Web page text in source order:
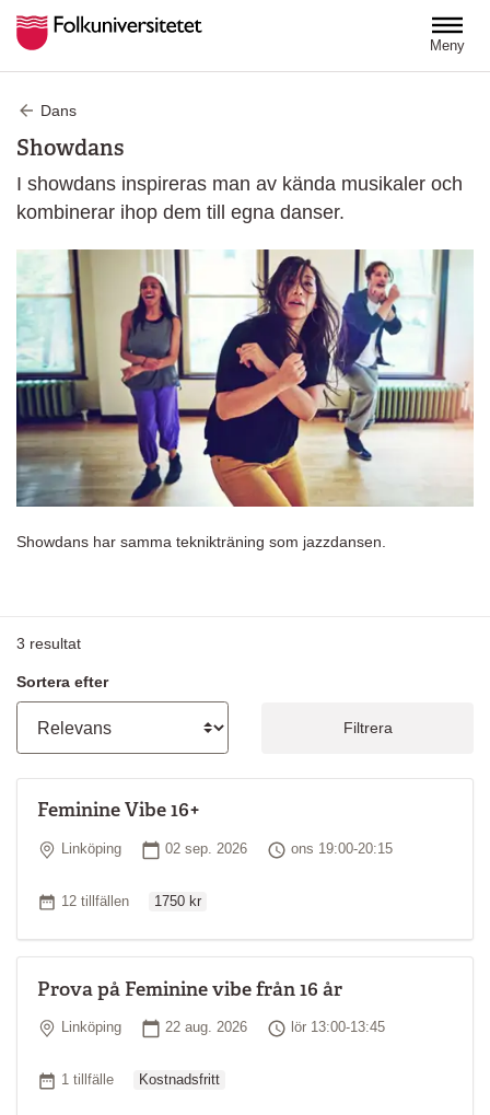
Meny
Dans
Showdans
I showdans inspireras man av kända musikaler och
kombinerar ihop dem till egna danser.
Showdans har samma teknikträning som jazzdansen.
3 resultat
Sortera efter
Filtrera
Feminine Vibe 16+
Plats
Linköping Startdatum
02 sep. 2026 Tid
ons 19:00-20:15
Antal tillfällen
12 tillfällen 1750 kr
Prova på Feminine vibe från 16 år
Plats
Linköping Startdatum
22 aug. 2026 Tid
lör 13:00-13:45
Antal tillfällen
1 tillfälle Kostnadsfritt